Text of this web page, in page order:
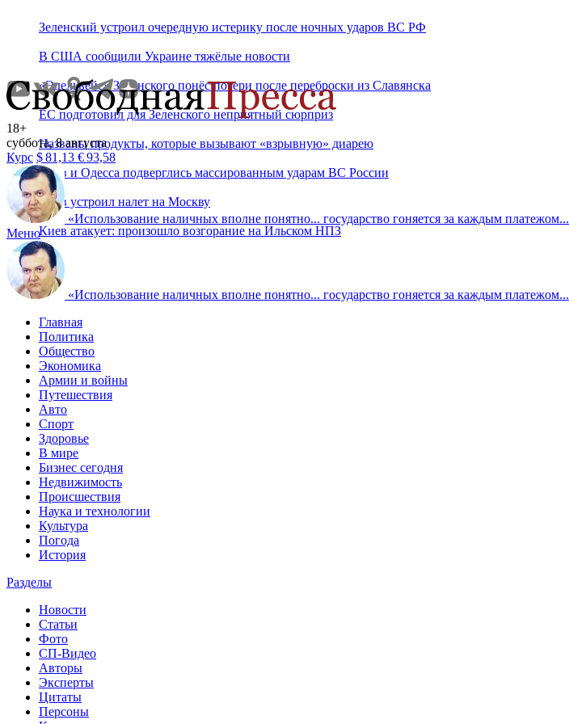
Зеленский устроил очередную истерику после ночных ударов ВС РФ
В США сообщили Украине тяжёлые новости
«Эдельвейс» Зеленского понёс потери после переброски из Славянска
ЕС подготовил для Зеленского неприятный сюрприз
Названы продукты, которые вызывают «взрывную» диарею
Киев и Одесса подверглись массированным ударам ВС России
Киев устроил налет на Москву
Киев атакует: произошло возгорание на Ильском НПЗ
18+
суббота, 8 августа
Курс $81,13 €93,58
«Использование наличных вполне понятно... государство гоняется за каждым платежом...
Меню
«Использование наличных вполне понятно... государство гоняется за каждым платежом...
Главная
Политика
Общество
Экономика
Армии и войны
Путешествия
Авто
Спорт
Здоровье
В мире
Бизнес сегодня
Недвижимость
Происшествия
Наука и технологии
Культура
Погода
История
Разделы
Новости
Статьи
Фото
СП-Видео
Авторы
Эксперты
Цитаты
Персоны